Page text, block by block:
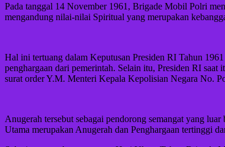
Pada tanggal 14 November 1961, Brigade Mobil Polri
mengandung nilai-nilai Spiritual yang merupakan
Hal ini tertuang dalam Keputusan Presiden RI Tahun
penghargaan dari pemerintah. Selain itu, Presiden RI
surat order Y.M. Menteri Kepala Kepolisian Negara No.
Anugerah tersebut sebagai pendorong semangat yang
Utama merupakan Anugerah dan Penghargaan tertinggi